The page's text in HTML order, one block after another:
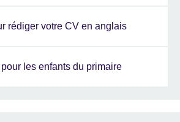
rédiger votre CV en anglais
les enfants du primaire